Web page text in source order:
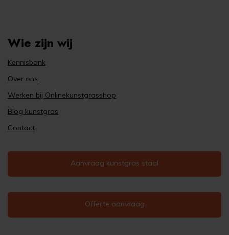
Wie zijn wij
Kennisbank
Over ons
Werken bij Onlinekunstgrasshop
Blog kunstgras
Contact
Aanvraag kunstgras staal
Offerte aanvraag